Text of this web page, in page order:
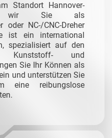
Standort Hannover-
wir Sie als
oder NC-/CNC-Dreher
ist ein international
spezialisiert auf den
Kunststoff- und
Sie Ihr Können als
und unterstützen Sie
eine reibungslose